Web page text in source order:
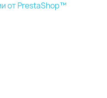
от PrestaShop™